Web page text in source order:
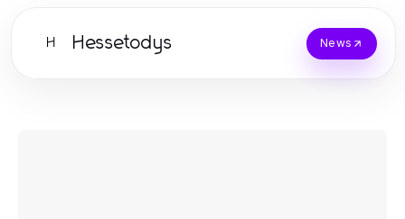
H Hessetodys News